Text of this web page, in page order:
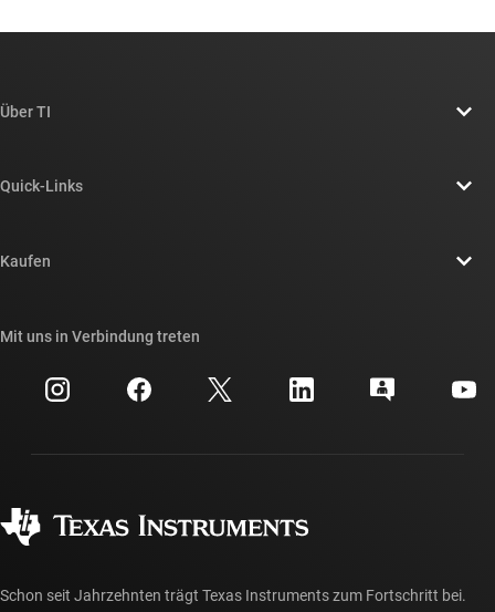
Über TI
Newsroom
Investorenbeziehungen
Fertigung
Quick-Links
Querverweis-Suche
Kundensupportzentrum
myTI-Konto FAQs
Kaufen
Häufig gestellte Fragen zu Bestellungen
Mit uns in Verbindung treten
Schon seit Jahrzehnten trägt Texas Instruments zum Fortschritt bei.